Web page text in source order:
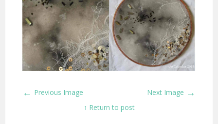
← Previous Image Next Image →
↑ Return to post